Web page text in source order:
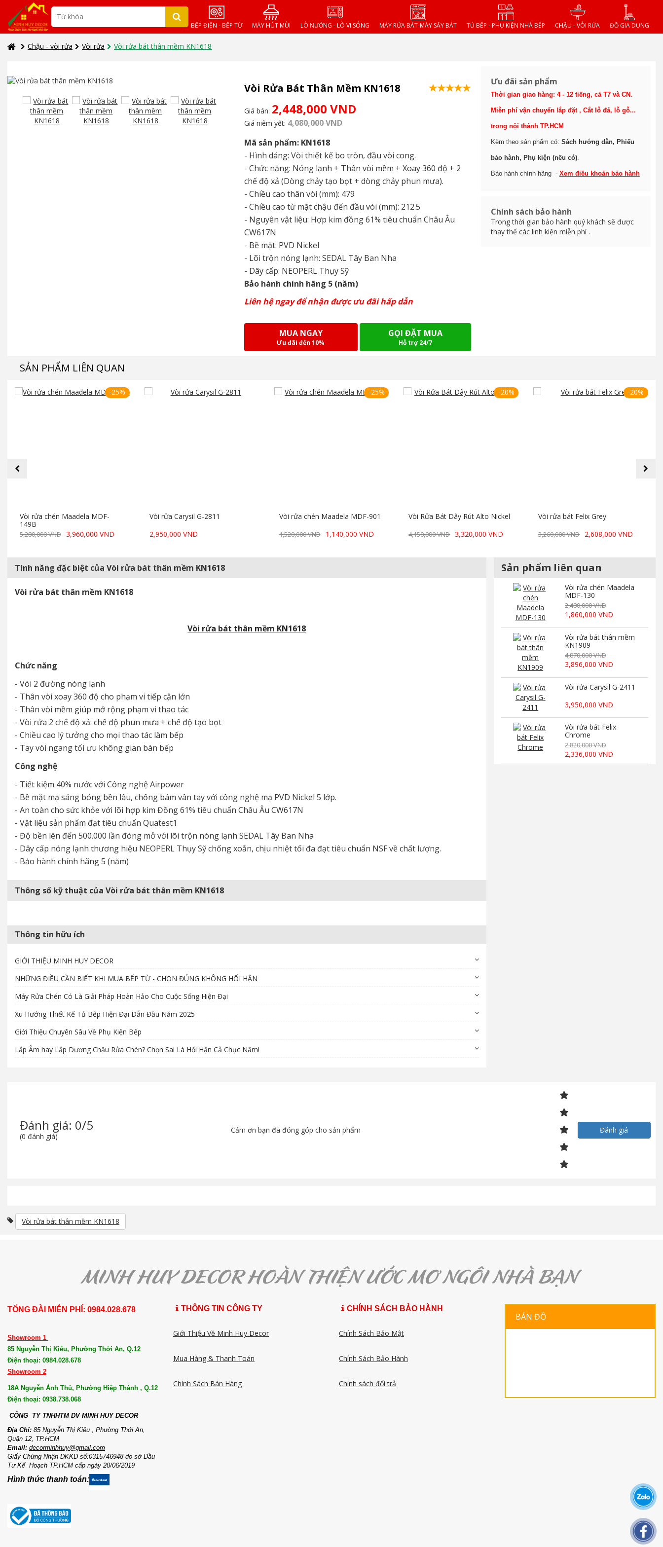
BẾP ĐIỆN - BẾP TỪ MÁY HÚT MÙI LÒ NƯỚNG - LÒ VI SÓNG MÁY RỬA BÁT-MÁY SẤY BÁT TỦ BẾP - PHỤ KIỆN NHÀ BẾP CHẬU - VÒI RỬA ĐỒ GIA DỤNG
Chậu - vòi rửa Vòi rửa Vòi rửa bát thân mềm KN1618
Vòi Rửa Bát Thân Mềm KN1618
Giá bán: 2,448,000 VND
Giá niêm yết: 4,080,000 VND
Mã sản phẩm: KN1618
- Hình dáng: Vòi thiết kế bo tròn, đầu vòi cong.
- Chức năng: Nóng lạnh + Thân vòi mềm + Xoay 360 độ + 2
chế độ xả (Dòng chảy tạo bọt + dòng chảy phun mưa).
- Chiều cao thân vòi (mm): 479
- Chiều cao từ mặt chậu đến đầu vòi (mm): 212.5
- Nguyên vật liệu: Hợp kim đồng 61% tiêu chuẩn Châu Âu
CW617N
- Bề mặt: PVD Nickel
- Lõi trộn nóng lạnh: SEDAL Tây Ban Nha
- Dây cấp: NEOPERL Thụy Sỹ
Bảo hành chính hãng 5 (năm)
Liên hệ ngay để nhận được ưu đãi hấp dẫn
MUA NGAY
Ưu đãi đến 10%
GỌI ĐẶT MUA
Hỗ trợ 24/7
Ưu đãi sản phẩm
Thời gian giao hàng: 4 - 12 tiếng, cả T7 và CN.
Miễn phí vận chuyển lắp đặt , Cắt lỗ đá, lỗ gỗ...
trong nội thành TP.HCM
Kèm theo sản phẩm có: Sách hướng dẫn, Phiếu
bảo hành, Phụ kiện (nếu có).
Bảo hành chính hãng - Xem điều khoản bảo hành
Chính sách bảo hành
Trong thời gian bảo hành quý khách sẽ được
thay thế các linh kiện miễn phí .
SẢN PHẨM LIÊN QUAN
-25%
Vòi rửa chén Maadela MDF-
149B
5,280,000 VND 3,960,000 VND
Vòi rửa Carysil G-2811
2,950,000 VND
-25%
Vòi rửa chén Maadela MDF-901
1,520,000 VND 1,140,000 VND
-20%
Vòi Rửa Bát Dây Rút Alto Nickel
4,150,000 VND 3,320,000 VND
-20%
Vòi rửa bát Felix Grey
3,260,000 VND 2,608,000 VND
prev next
Tính năng đặc biệt của Vòi rửa bát thân mềm KN1618
Vòi rửa bát thân mềm KN1618
Vòi rửa bát thân mềm KN1618
Chức năng
- Vòi 2 đường nóng lạnh
- Thân vòi xoay 360 độ cho phạm vi tiếp cận lớn
- Thân vòi mềm giúp mở rộng phạm vi thao tác
- Vòi rửa 2 chế độ xả: chế độ phun mưa + chế độ tạo bọt
- Chiều cao lý tưởng cho mọi thao tác làm bếp
- Tay vòi ngang tối ưu không gian bàn bếp
Công nghệ
- Tiết kiệm 40% nước với Công nghệ Airpower
- Bề mặt mạ sáng bóng bền lâu, chống bám vân tay với công nghệ mạ PVD Nickel 5 lớp.
- An toàn cho sức khỏe với lõi hợp kim Đồng 61% tiêu chuẩn Châu Âu CW617N
- Vật liệu sản phẩm đạt tiêu chuẩn Quatest1
- Độ bền lên đến 500.000 lần đóng mở với lõi trộn nóng lạnh SEDAL Tây Ban Nha
- Dây cấp nóng lạnh thương hiệu NEOPERL Thụy Sỹ chống xoắn, chịu nhiệt tối đa đạt tiêu chuẩn NSF về chất lượng.
- Bảo hành chính hãng 5 (năm)
Thông số kỹ thuật của Vòi rửa bát thân mềm KN1618
Thông tin hữu ích
GIỚI THIỆU MINH HUY DECOR
NHỮNG ĐIỀU CẦN BIẾT KHI MUA BẾP TỪ - CHỌN ĐÚNG KHÔNG HỐI HẬN
Máy Rửa Chén Có Là Giải Pháp Hoàn Hảo Cho Cuộc Sống Hiện Đại
Xu Hướng Thiết Kế Tủ Bếp Hiện Đại Dẫn Đầu Năm 2025
Giới Thiệu Chuyên Sâu Về Phụ Kiện Bếp
Lắp Âm hay Lắp Dương Chậu Rửa Chén? Chọn Sai Là Hối Hận Cả Chục Năm!
Sản phẩm liên quan
Vòi rửa chén Maadela
MDF-130
2,480,000 VND
1,860,000 VND
Vòi rửa bát thân mềm
KN1909
4,870,000 VND
3,896,000 VND
Vòi rửa Carysil G-2411
3,950,000 VND
Vòi rửa bát Felix
Chrome
2,820,000 VND
2,336,000 VND
Đánh giá: 0/5
(0 đánh giá)
Cảm ơn bạn đã đóng góp cho sản phẩm Đánh giá
Vòi rửa bát thân mềm KN1618
TỔNG ĐÀI MIỄN PHÍ: 0984.028.678
Showroom 1
85 Nguyễn Thị Kiêu, Phường Thới An, Q.12
Điện thoại: 0984.028.678
Showroom 2
18A Nguyễn Ảnh Thủ, Phường Hiệp Thành , Q.12
Điện thoại: 0938.738.068
CÔNG TY TNHHTM DV MINH HUY DECOR
Địa Chỉ: 85 Nguyễn Thị Kiêu , Phường Thới An,
Quận 12, TP.HCM
Email: decorminhhuy@gmail.com
Giấy Chứng Nhận ĐKKD số:0315746948 do sở Đầu
Tư Kế Hoạch TP.HCM cấp ngày 20/06/2019
Hình thức thanh toán:
THÔNG TIN CÔNG TY
Giới Thiệu Về Minh Huy Decor
Mua Hàng & Thanh Toán
Chính Sách Bán Hàng
CHÍNH SÁCH BẢO HÀNH
Chính Sách Bảo Mật
Chính Sách Bảo Hành
Chính sách đổi trả
BẢN ĐỒ